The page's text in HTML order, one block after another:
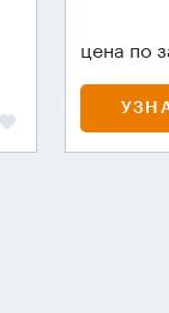
цена по